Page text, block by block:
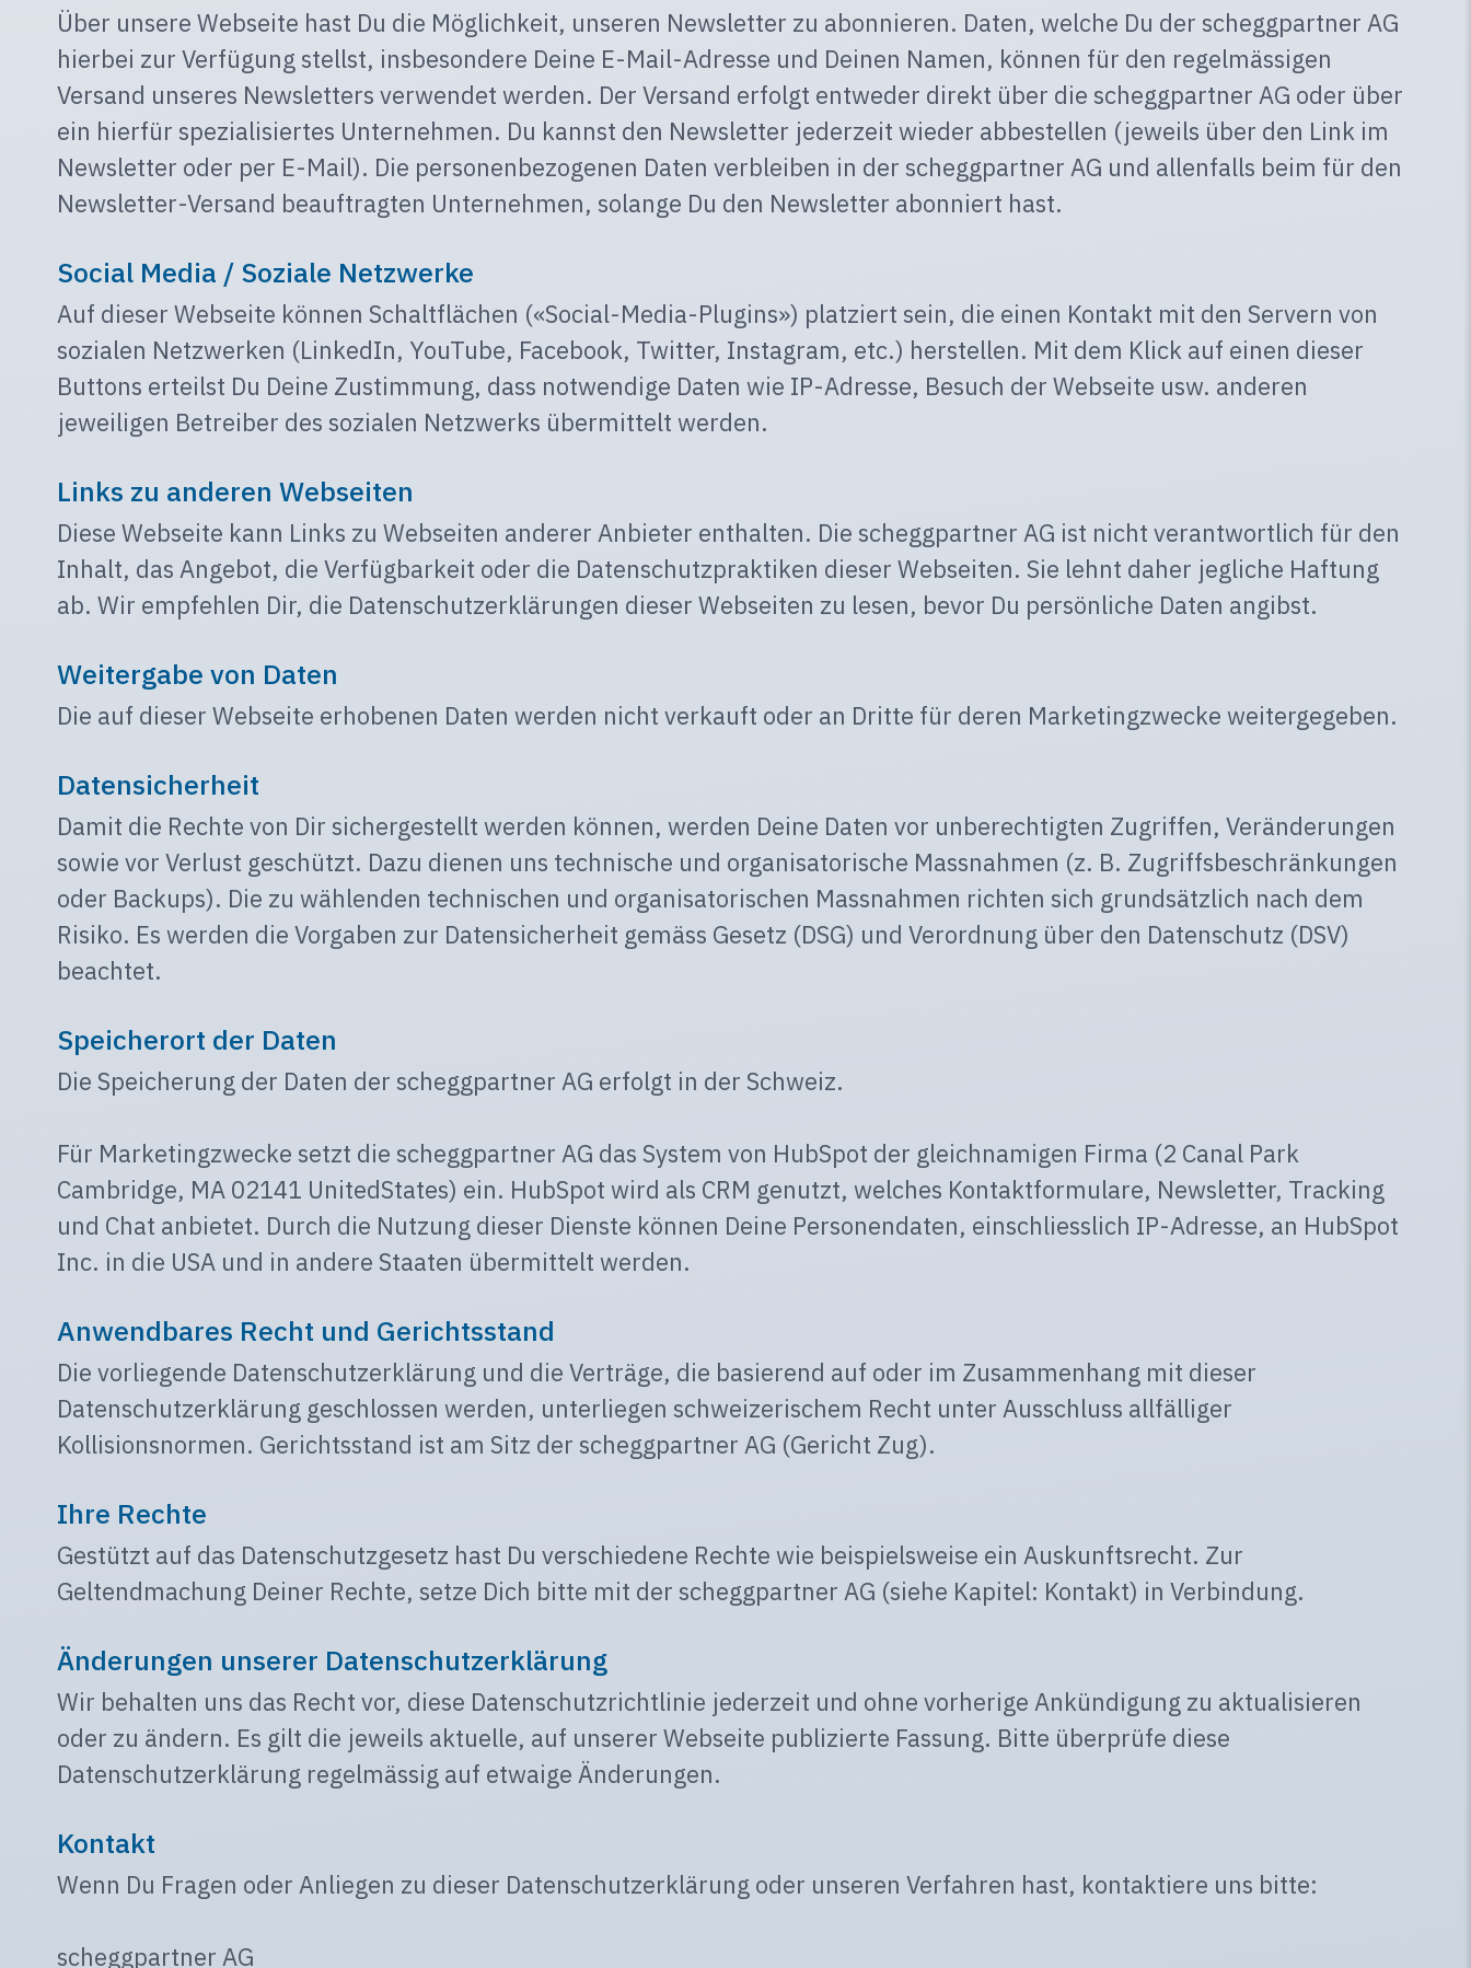
Über unsere Webseite hast Du die Möglichkeit, unseren Newsletter zu abonnieren. Daten, welche Du der scheggpartner AG
hierbei zur Verfügung stellst, insbesondere Deine E-Mail-Adresse und Deinen Namen, können für den regelmässigen
Versand unseres Newsletters verwendet werden. Der Versand erfolgt entweder direkt über die scheggpartner AG oder über
ein hierfür spezialisiertes Unternehmen. Du kannst den Newsletter jederzeit wieder abbestellen (jeweils über den Link im
Newsletter oder per E-Mail). Die personenbezogenen Daten verbleiben in der scheggpartner AG und allenfalls beim für den
Newsletter-Versand beauftragten Unternehmen, solange Du den Newsletter abonniert hast.
Social Media / Soziale Netzwerke
Auf dieser Webseite können Schaltflächen («Social-Media-Plugins») platziert sein, die einen Kontakt mit den Servern von
sozialen Netzwerken (LinkedIn, YouTube, Facebook, Twitter, Instagram, etc.) herstellen. Mit dem Klick auf einen dieser
Buttons erteilst Du Deine Zustimmung, dass notwendige Daten wie IP-Adresse, Besuch der Webseite usw. anderen
jeweiligen Betreiber des sozialen Netzwerks übermittelt werden.
Links zu anderen Webseiten
Diese Webseite kann Links zu Webseiten anderer Anbieter enthalten. Die scheggpartner AG ist nicht verantwortlich für den
Inhalt, das Angebot, die Verfügbarkeit oder die Datenschutzpraktiken dieser Webseiten. Sie lehnt daher jegliche Haftung
ab. Wir empfehlen Dir, die Datenschutzerklärungen dieser Webseiten zu lesen, bevor Du persönliche Daten angibst.
Weitergabe von Daten
Die auf dieser Webseite erhobenen Daten werden nicht verkauft oder an Dritte für deren Marketingzwecke weitergegeben.
Datensicherheit
Damit die Rechte von Dir sichergestellt werden können, werden Deine Daten vor unberechtigten Zugriffen, Veränderungen
sowie vor Verlust geschützt. Dazu dienen uns technische und organisatorische Massnahmen (z. B. Zugriffsbeschränkungen
oder Backups). Die zu wählenden technischen und organisatorischen Massnahmen richten sich grundsätzlich nach dem
Risiko. Es werden die Vorgaben zur Datensicherheit gemäss Gesetz (DSG) und Verordnung über den Datenschutz (DSV)
beachtet.
Speicherort der Daten
Die Speicherung der Daten der scheggpartner AG erfolgt in der Schweiz.
Für Marketingzwecke setzt die scheggpartner AG das System von HubSpot der gleichnamigen Firma (2 Canal Park
Cambridge, MA 02141 UnitedStates) ein. HubSpot wird als CRM genutzt, welches Kontaktformulare, Newsletter, Tracking
und Chat anbietet. Durch die Nutzung dieser Dienste können Deine Personendaten, einschliesslich IP-Adresse, an HubSpot
Inc. in die USA und in andere Staaten übermittelt werden.
Anwendbares Recht und Gerichtsstand
Die vorliegende Datenschutzerklärung und die Verträge, die basierend auf oder im Zusammenhang mit dieser
Datenschutzerklärung geschlossen werden, unterliegen schweizerischem Recht unter Ausschluss allfälliger
Kollisionsnormen. Gerichtsstand ist am Sitz der scheggpartner AG (Gericht Zug).
Ihre Rechte
Gestützt auf das Datenschutzgesetz hast Du verschiedene Rechte wie beispielsweise ein Auskunftsrecht. Zur
Geltendmachung Deiner Rechte, setze Dich bitte mit der scheggpartner AG (siehe Kapitel: Kontakt) in Verbindung.
Änderungen unserer Datenschutzerklärung
Wir behalten uns das Recht vor, diese Datenschutzrichtlinie jederzeit und ohne vorherige Ankündigung zu aktualisieren
oder zu ändern. Es gilt die jeweils aktuelle, auf unserer Webseite publizierte Fassung. Bitte überprüfe diese
Datenschutzerklärung regelmässig auf etwaige Änderungen.
Kontakt
Wenn Du Fragen oder Anliegen zu dieser Datenschutzerklärung oder unseren Verfahren hast, kontaktiere uns bitte:
scheggpartner AG